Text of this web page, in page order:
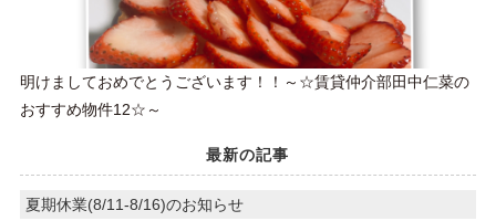
明けましておめでとうございます！！～☆賃貸仲介部田中仁菜の
おすすめ物件12☆～
最新の記事
夏期休業(8/11-8/16)のお知らせ